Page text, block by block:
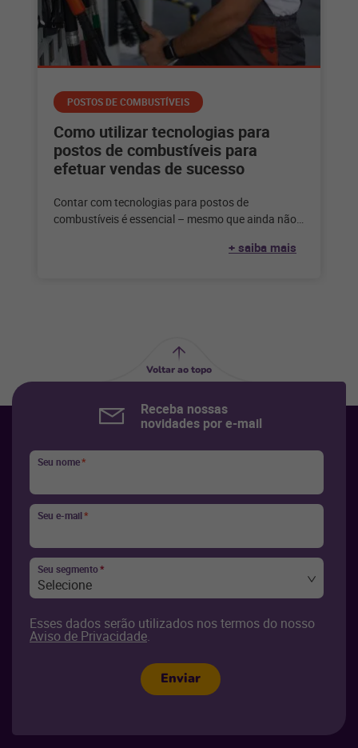
POSTOS DE COMBUSTÍVEIS
Como utilizar tecnologias para
postos de combustíveis para
efetuar vendas de sucesso
Contar com tecnologias para postos de
combustíveis é essencial – mesmo que ainda não
+ saiba mais
Voltar ao topo
Receba nossas
novidades por e-mail
Seu nome*
Seu e-mail*
Seu segmento*
Selecione
Esses dados serão utilizados nos termos do nosso
Aviso de Privacidade.
Enviar